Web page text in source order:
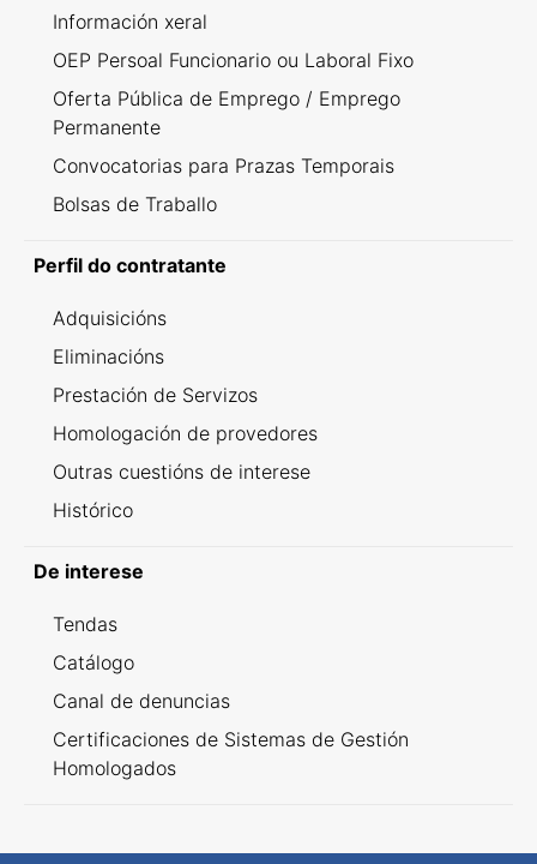
Información xeral
OEP Persoal Funcionario ou Laboral Fixo
Oferta Pública de Emprego / Emprego
Permanente
Convocatorias para Prazas Temporais
Bolsas de Traballo
Perfil do contratante
Adquisicións
Eliminacións
Prestación de Servizos
Homologación de provedores
Outras cuestións de interese
Histórico
De interese
Tendas
Catálogo
Canal de denuncias
Certificaciones de Sistemas de Gestión
Homologados